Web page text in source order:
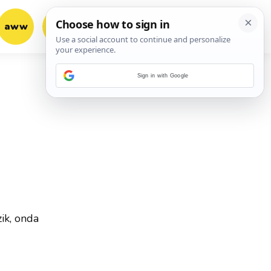
aww vrh! woot?!
onda
Sign in with Google